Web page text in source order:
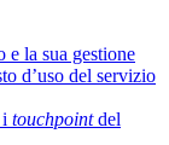
e la sua gestione
d’uso del servizio
touchpointdel